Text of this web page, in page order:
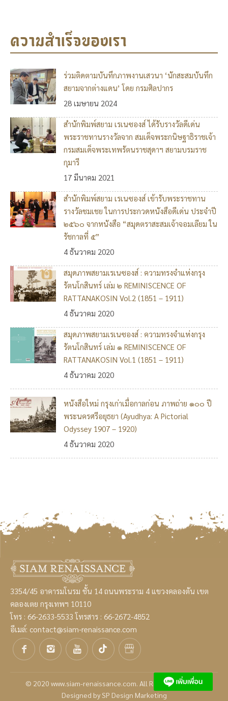
ความสำเร็จของเรา
ร่วมติดตามบันทึกภาพงานเสวนา ‘นักสะสมบันทึก
สยามจากต่างแดน’ โดย กรมศิลปากร
28 เมษายน 2024
สำนักพิมพ์สยาม เรเนซองส์ ได้รับรางวัลดีเด่น
พระราชทานรางวัลจาก สมเด็จพระกนิษฐาธิราชเจ้า
กรมสมเด็จพระเทพรัตนราชสุดาฯ สยามบรมราช
กุมารี
17 มีนาคม 2021
สำนักพิมพ์สยาม เรเนซองส์ เข้ารับพระราชทาน
รางวัลชมเชย ในการประกวดหนังสือดีเด่น ประจำปี
๒๕๖๐ จากหนังสือ “สมุดตราสะสมเจ้าจอมเลียม ใน
รัชกาลที่ ๕”
4 ธันวาคม 2020
สมุดภาพสยามเรเนซองส์ : ความทรงจำแห่งกรุง
รัตนโกสินทร์ เล่ม ๒ REMINISCENCE OF
RATTANAKOSIN Vol.2 (1851 – 1911)
4 ธันวาคม 2020
สมุดภาพสยามเรเนซองส์ : ความทรงจำแห่งกรุง
รัตนโกสินทร์ เล่ม ๑ REMINISCENCE OF
RATTANAKOSIN Vol.1 (1851 – 1911)
4 ธันวาคม 2020
หนังสือใหม่ กรุงเก่าเมื่อกาลก่อน ภาพถ่าย ๑๐๐ ปี
พระนครศรีอยุธยา (Ayudhya: A Pictorial
Odyssey 1907 – 1920)
4 ธันวาคม 2020
3354/45 อาคารมโนรม ชั้น 14 ถนนพระราม 4 แขวงคลองตัน เขต
คลองเตย กรุงเทพฯ 10110
โทร : 66-2633-5533 โทรสาร : 66-2672-4852
อีเมล์: contact@siam-renaissance.com
© 2020 www.siam-renaissance.com. All Rights Reserved.
Designed bySP Design Marketing